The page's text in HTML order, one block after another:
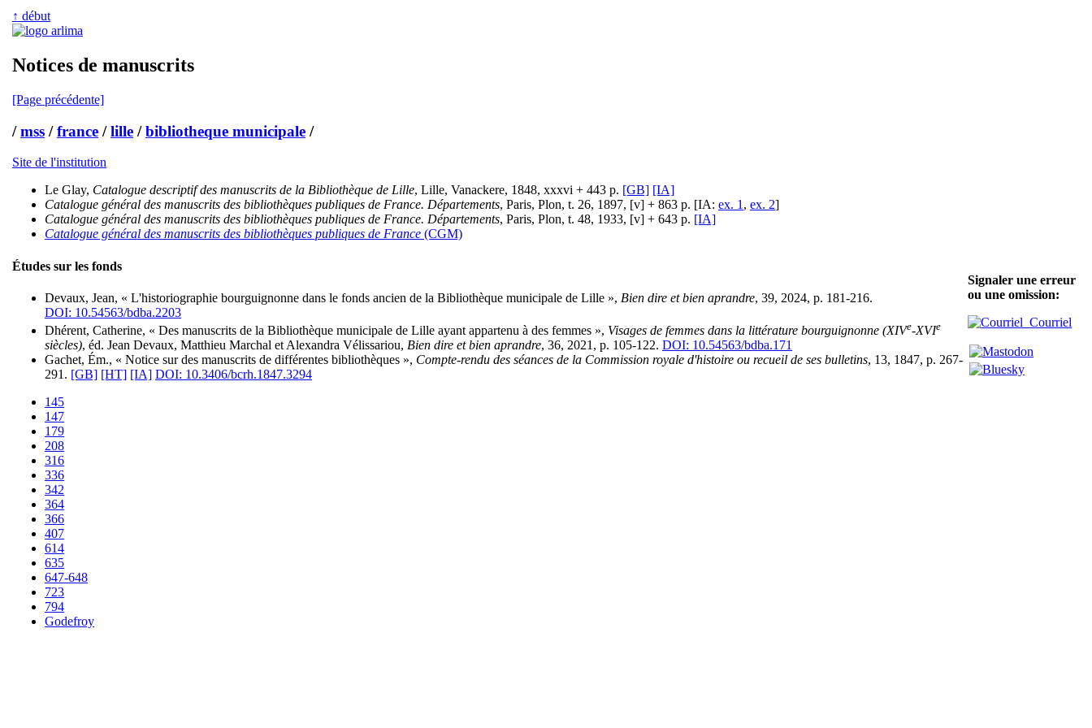
↑ début
Notices de manuscrits
[Page précédente]
/mss /france /lille /bibliotheque municipale /
Site de l'institution
Le Glay, Catalogue descriptif des manuscrits de la Bibliothèque de Lille, Lille, Vanackere, 1848, xxxvi + 443 p. [GB] [IA]
Catalogue général des manuscrits des bibliothèques publiques de France. Départements, Paris, Plon, t. 26, 1897, [v] + 863 p. [IA: ex. 1 , ex. 2]
Catalogue général des manuscrits des bibliothèques publiques de France. Départements, Paris, Plon, t. 48, 1933, [v] + 643 p. [IA]
Catalogue général des manuscrits des bibliothèques publiques de France (CGM)
Études sur les fonds
Devaux, Jean, « L'historiographie bourguignonne dans le fonds ancien de la Bibliothèque municipale de Lille », Bien dire et bien aprandre, 39, 2024, p. 181-216.
DOI: 10.54563/bdba.2203
Dhérent, Catherine, « Des manuscrits de la Bibliothèque municipale de Lille ayant appartenu à des femmes », Visages de femmes dans la littérature bourguignonne (XIVe‑XVIe
siècles), éd. Jean Devaux, Matthieu Marchal et Alexandra Vélissariou, Bien dire et bien aprandre, 36, 2021, p. 105-122. DOI: 10.54563/bdba.171
Gachet, Ém., « Notice sur des manuscrits de différentes bibliothèques », Compte-rendu des séances de la Commission royale d'histoire ou recueil de ses bulletins, 13, 1847, p. 267-
291. [GB] [HT] [IA] DOI: 10.3406/bcrh.1847.3294
145
147
179
208
316
336
342
364
366
407
614
635
647-648
723
794
Godefroy
Signaler une erreur
ou une omission:
Courriel